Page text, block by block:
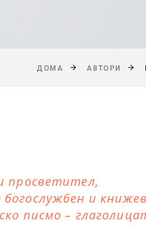
ДОМА АВТОРИ
просветител,
и
писмо –